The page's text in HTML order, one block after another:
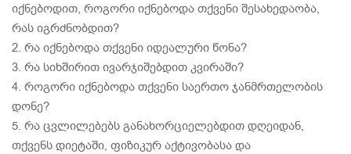
იქნებოდით, როგორი იქნებოდა თქვენი შესახედაობა,
რას იგრძნობდით?
2. რა იქნებოდა თქვენი იდეალური წონა?
3. რა სიხშირით ივარჯიშებდით კვირაში?
4. როგორი იქნებოდა თქვენი საერთო ჯანმრთელობის
დონე?
5. რა ცვლილებებს განახორციელებდით დღეიდან,
თქვენს დიეტაში, ფიზიკურ აქტივობასა და